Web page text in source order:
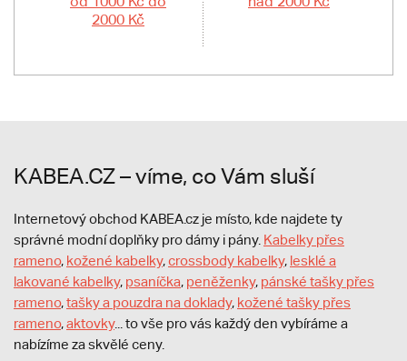
2000 Kč
KABEA.CZ – víme, co Vám sluší
Internetový obchod KABEA.cz je místo, kde najdete ty
správné modní doplňky pro dámy i pány. Kabelky přes
rameno, kožené kabelky,crossbody kabelky, lesklé a
lakované kabelky, psaníčka, peněženky, pánské tašky přes
rameno,tašky a pouzdra na doklady, kožené tašky přes
rameno,aktovky... to vše pro vás každý den vybíráme a
nabízíme za skvělé ceny.